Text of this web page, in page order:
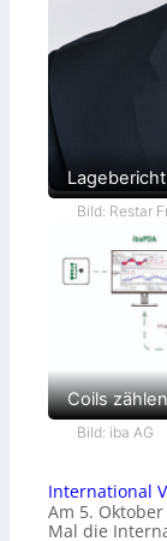
Lagebericht
Bild: Restar
Coils zählen
Bild: iba AG
International
Am 5.
Mal die